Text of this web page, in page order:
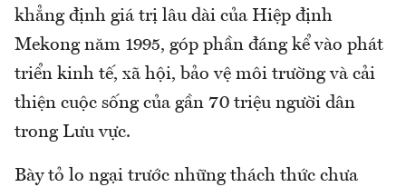
khẳng định giá trị lâu dài của Hiệp định
Mekong năm 1995, góp phần đáng kể vào phát
triển kinh tế, xã hội, bảo vệ môi trường và cải
thiện cuộc sống của gần 70 triệu người dân
trong Lưu vực.
Bày tỏ lo ngại trước những thách thức chưa